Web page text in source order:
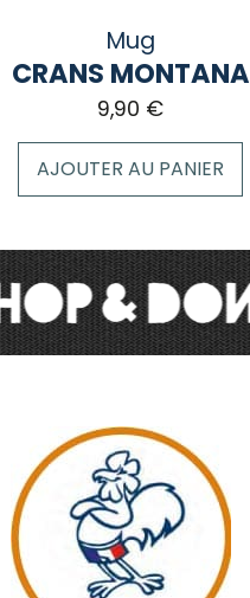
Mug
CRANS MONTANA
9,90 €
AJOUTER AU PANIER